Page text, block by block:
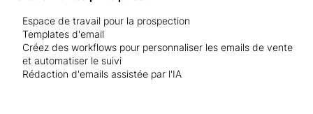
Espace de travail pour la prospection
Templates d'email
Créez des workflows pour personnaliser les emails de vente
et automatiser le suivi
Rédaction d'emails assistée par l'IA